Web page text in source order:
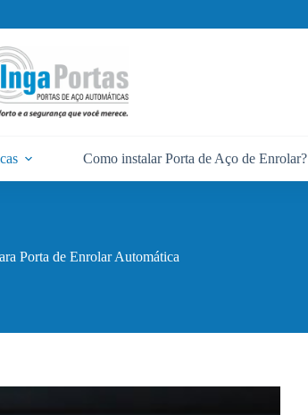
Como instalar Porta de Aço de Enrolar?
Porta de Enrolar Automática